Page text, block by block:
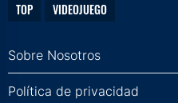
TOP
VIDEOJUEGO
Sobre Nosotros
Política de privacidad